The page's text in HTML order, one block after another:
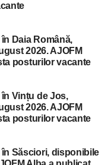
Daia Română,
2026. AJOFM
posturilor vacante
Vințu de Jos,
2026. AJOFM
posturilor vacante
Săsciori, disponibile